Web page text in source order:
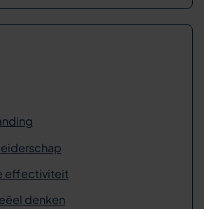
effectiviteit
denken